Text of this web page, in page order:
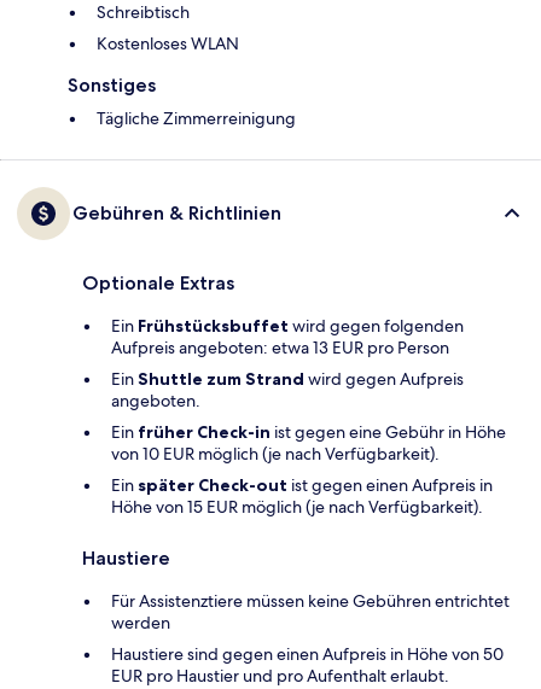
Schreibtisch
Kostenloses WLAN
Sonstiges
Tägliche Zimmerreinigung
Gebühren & Richtlinien
Optionale Extras
Ein Frühstücksbuffet wird gegen folgenden
Aufpreis angeboten: etwa 13 EUR pro Person
EinShuttle zum Strand wird gegen Aufpreis
angeboten.
Ein früher Check-in ist gegen eine Gebühr in Höhe
von 10 EUR möglich (je nach Verfügbarkeit).
Ein später Check-out ist gegen einen Aufpreis in
Höhe von 15 EUR möglich (je nach Verfügbarkeit).
Haustiere
Für Assistenztiere müssen keine Gebühren entrichtet
werden
Haustiere sind gegen einen Aufpreis in Höhe von 50
EUR pro Haustier und pro Aufenthalt erlaubt.